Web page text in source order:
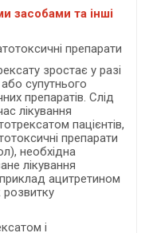
засобами та інші
препарати
зростає у разі
супутнього
препаратів. Слід
лікування
пацієнтів,
препарати
необхідна
лікування
ацитретином
розвитку
і